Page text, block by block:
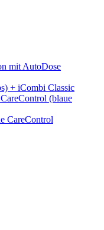
mit AutoDose
+ iCombi Classic
(blaue
CareControl